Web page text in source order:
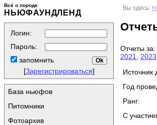
Всё о породе
НЬЮФАУНДЛЕНД
Логин:
Пароль:
запомнить
[Зарегистрироваться]
База ньюфов
Питомники
Фотоархив
Вы здесь:
Отчеты за:
2021
2023
Источник
Год
Ранг:
C